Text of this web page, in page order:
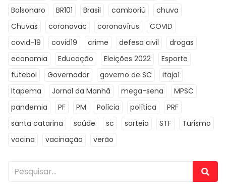
Bolsonaro
BR101 Brasil camboriú
chuva
Chuvas
coronavac coronavírus
COVID
covid-19
covid19 crime defesa civil
drogas
economia
Educação Eleições 2022
Esporte
futebol
Governador governo de SC
itajaí
Itapema
Jornal da Manhã mega-sena
MPSC
pandemia
PF PM Polícia política
PRF
santa catarina
saúde sc sorteio STF
Turismo
vacina
vacinação verão